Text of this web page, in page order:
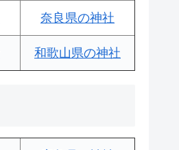
奈良県の神社
和歌山県の神社